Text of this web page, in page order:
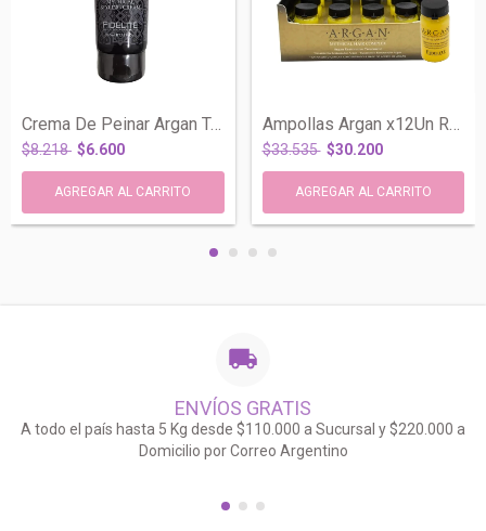
Crema De Peinar Argan Todo Tipo Cabello...
$8.218 $6.600 $33.535 $30.200
ENVÍOS GRATIS
A todo el país hasta 5 Kg desde $110.000 a Sucursal y $220.000 a
Domicilio por Correo Argentino